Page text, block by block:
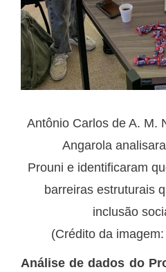
Antônio Carlos de A. M.
Angarola
Prouni e identificaram
barreiras estruturais
inclusão
(Crédito da
Análise de dados do